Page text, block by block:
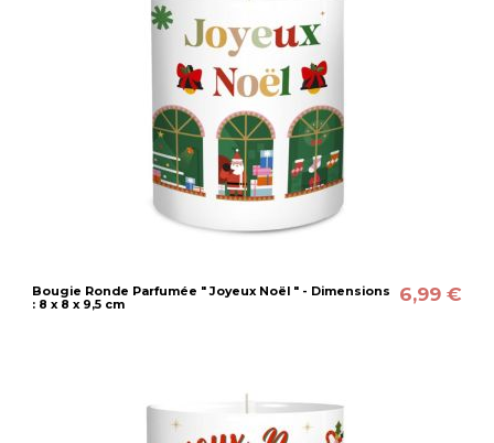
Bougie Ronde Parfumée " Joyeux Noël " - Dimensions
: 8 x 8 x 9,5 cm
6,99 €